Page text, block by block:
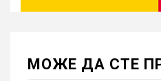
МОЖE ДА СТЕ